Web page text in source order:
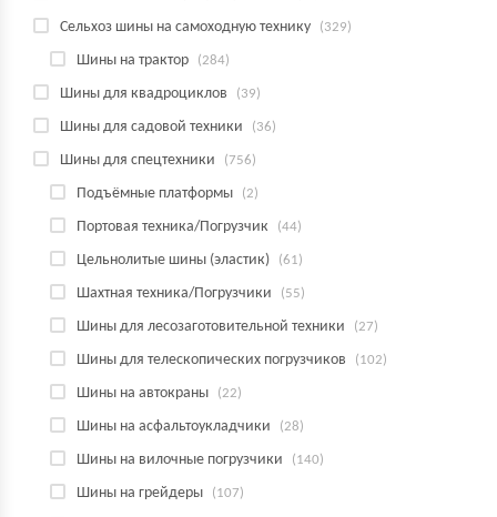
Сельхоз шины на самоходную технику (329)
Шины на трактор (284)
Шины для квадроциклов (39)
Шины для садовой техники (36)
Шины для спецтехники (756)
Подъёмные платформы (2)
Портовая техника/Погрузчик (44)
Цельнолитые шины (эластик) (61)
Шахтная техника/Погрузчики (55)
Шины для лесозаготовительной техники (27)
Шины для телескопических погрузчиков (102)
Шины на автокраны (22)
Шины на асфальтоукладчики (28)
Шины на вилочные погрузчики (140)
Шины на грейдеры (107)